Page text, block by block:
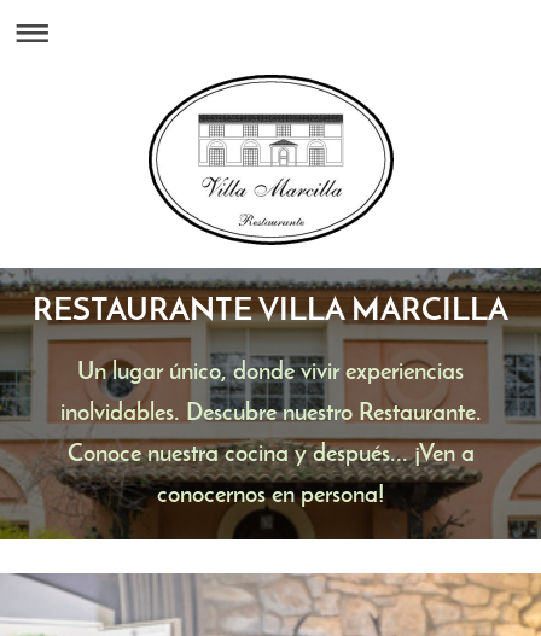
RESTAURANTE VILLA MARCILLA
Un lugar único, donde vivir experiencias
inolvidables. Descubre nuestro Restaurante.
Conoce nuestra cocina y después... ¡Ven a
conocernos en persona!